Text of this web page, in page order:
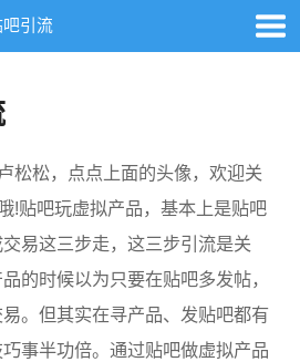
吧引流
松松，点点上面的头像，欢迎关
!贴吧玩虚拟产品，基本上是贴吧
易这三步走，这三步引流是关
的时候以为只要在贴吧多发帖，
。但其实在寻产品、发贴吧都有
事半功倍。通过贴吧做虚拟产品